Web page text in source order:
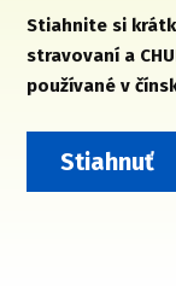
Stiahnite si
stravovaní a
používané v
Stiahnuť